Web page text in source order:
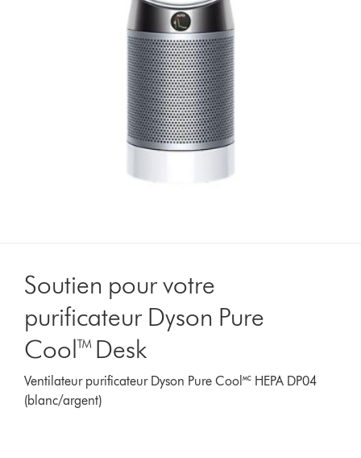
Soutien pour votre
purificateur Dyson Pure
Cool™ Desk
Ventilateur purificateur Dyson Pure Cool🅪 HEPA DP04
(blanc/argent)